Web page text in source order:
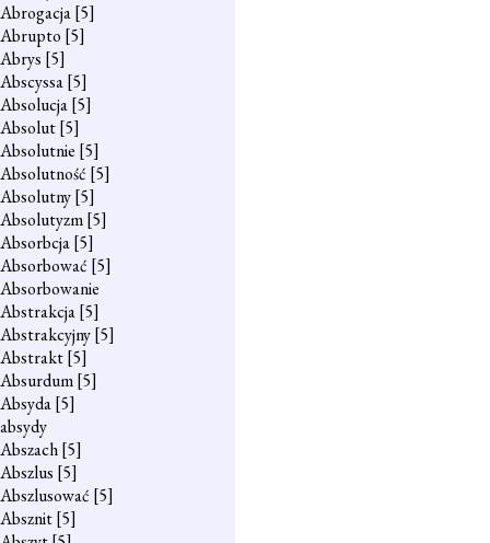
Abrogacja[5]
Abrupto [5]
Abrys [5]
Abscyssa[5]
Absolucja[5]
Absolut[5]
Absolutnie [5]
Absolutność [5]
Absolutny[5]
Absolutyzm[5]
Absorbcja[5]
Absorbować [5]
Absorbowanie
Abstrakcja[5]
Abstrakcyjny[5]
Abstrakt[5]
Absurdum[5]
Absyda[5]
absydy
Abszach[5]
Abszlus [5]
Abszlusować [5]
Absznit[5]